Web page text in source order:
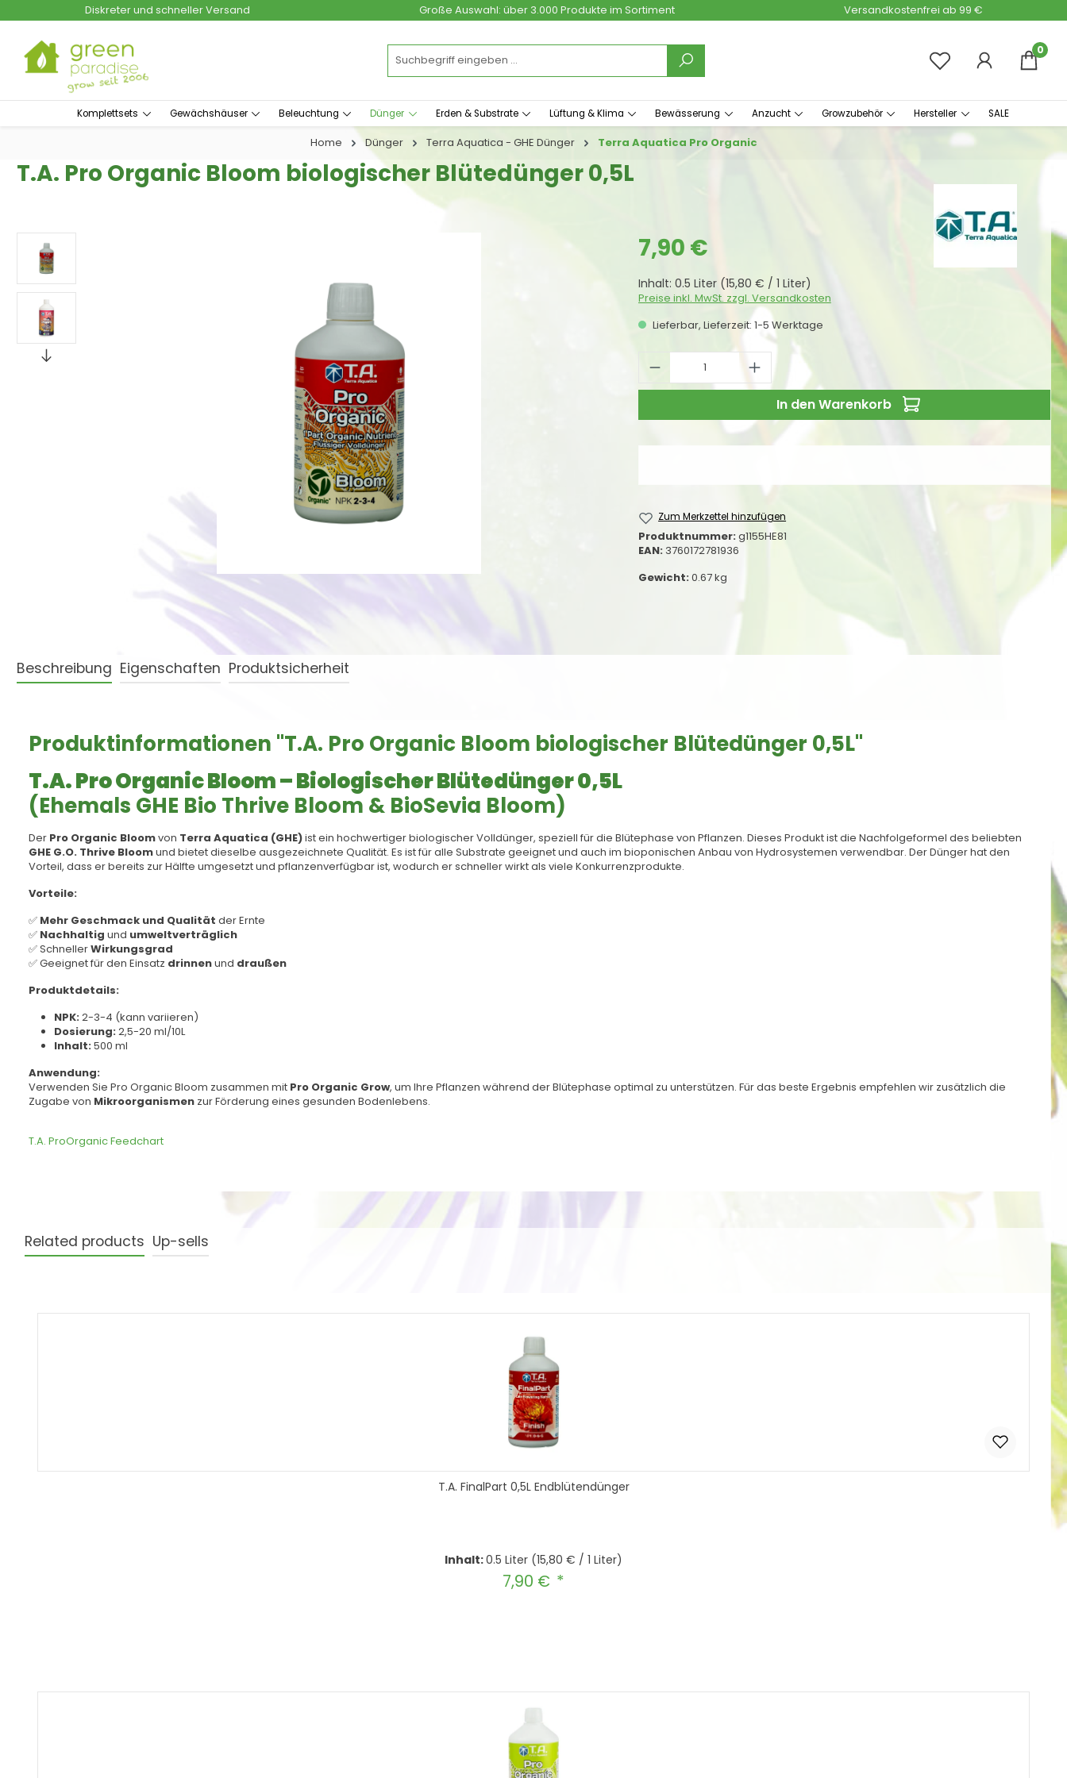
Hauptinhalt springen
Zur Suche springenDiskreter und schneller Versand Große Auswahl: über 3.000 Produkte im Sortiment Versandkostenfrei ab 99 €
0
Komplettsets Gewächshäuser Beleuchtung Dünger Erden & Substrate Lüftung & Klima Bewässerung Anzucht Growzubehör Hersteller SALE
Home Dünger Terra Aquatica - GHE Dünger Terra Aquatica Pro Organic
T.A. Pro Organic Bloom biologischer Blütedünger 0,5L
Bildergalerie überspringen Regulärer Preis:
7,90 €
Inhalt: 0.5 Liter (15,80 € / 1 Liter)
Preise inkl. MwSt. zzgl. Versandkosten
Lieferbar, Lieferzeit: 1-5 Werktage
Produkt Anzahl: Gib den gewünschten
In den Warenkorb
Zum Merkzettel hinzufügen
Produktnummer: g1155HE81
EAN: 3760172781936
Gewicht: 0.67 kg
Beschreibung Eigenschaften Produktsicherheit
Produktinformationen "T.A. Pro Organic Bloom biologischer Blütedünger 0,5L"
T.A. Pro Organic Bloom – Biologischer Blütedünger 0,5L
(Ehemals GHE Bio Thrive Bloom & BioSevia Bloom)
Der Pro Organic Bloomvon Terra Aquatica (GHE)ist ein hochwertiger biologischer Volldünger, speziell für die Blütephase von Pflanzen. Dieses Produkt ist die Nachfolgeformel des beliebten
GHE G.O. Thrive Bloomund bietet dieselbe ausgezeichnete Qualität. Es ist für alle Substrate geeignet und auch im bioponischen Anbau von Hydrosystemen verwendbar. Der Dünger hat den
Vorteil, dass er bereits zur Hälfte umgesetzt und pflanzenverfügbar ist, wodurch er schneller wirkt als viele Konkurrenzprodukte.
Vorteile:
✅ Mehr Geschmack und Qualität der Ernte
✅ Nachhaltig und umweltverträglich
✅ SchnellerWirkungsgrad
✅ Geeignet für den Einsatz drinnenund draußen
Produktdetails:
NPK:2-3-4 (kann variieren)
Dosierung:2,5-20 ml/10L
Inhalt:500 ml
Anwendung:
Verwenden Sie Pro Organic Bloom zusammen mit Pro Organic Grow, um Ihre Pflanzen während der Blütephase optimal zu unterstützen. Für das beste Ergebnis empfehlen wir zusätzlich die
Zugabe von Mikroorganismen zur Förderung eines gesunden Bodenlebens.
T.A. ProOrganic Feedchart
Related products Up-sells
T.A. FinalPart 0,5L Endblütendünger
Inhalt:0.5 Liter (15,80 € / 1 Liter)
Regulärer Preis:
7,90 €